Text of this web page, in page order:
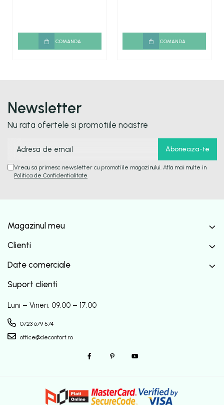
COMANDA COMANDA
Newsletter
Nu rata ofertele si promotiile noastre
Vreau sa primesc newsletter cu promotiile magazinului. Afla mai multe in
Politica de Confidentialitate
Magazinul meu
Clienti
Date comerciale
Suport clienti
Luni – Vineri: 09:00 – 17:00
0723 679 574
office@deconfort.ro